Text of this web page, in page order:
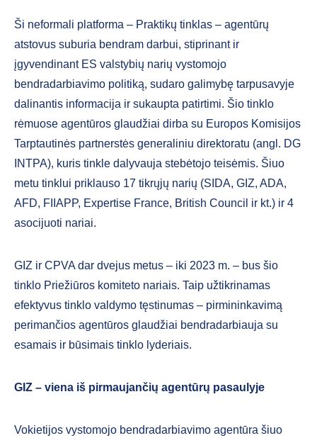
Ši neformali platforma – Praktikų tinklas – agentūrų
atstovus suburia bendram darbui, stiprinant ir
įgyvendinant ES valstybių narių vystomojo
bendradarbiavimo politiką, sudaro galimybę tarpusavyje
dalinantis informacija ir sukaupta patirtimi. Šio tinklo
rėmuose agentūros glaudžiai dirba su Europos Komisijos
Tarptautinės partnerstės generaliniu direktoratu (angl. DG
INTPA), kuris tinkle dalyvauja stebėtojo teisėmis. Šiuo
metu tinklui priklauso 17 tikrųjų narių (SIDA, GIZ, ADA,
AFD, FIIAPP, Expertise France, British Council ir kt.) ir 4
asocijuoti nariai.
GIZ ir CPVA dar dvejus metus – iki 2023 m. – bus šio
tinklo Priežiūros komiteto nariais. Taip užtikrinamas
efektyvus tinklo valdymo tęstinumas – pirmininkavimą
perimančios agentūros glaudžiai bendradarbiauja su
esamais ir būsimais tinklo lyderiais.
GIZ – viena iš pirmaujančių agentūrų pasaulyje
Vokietijos vystomojo bendradarbiavimo agentūra šiuo